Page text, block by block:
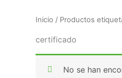
Inicio / Productos
certificado
No se han